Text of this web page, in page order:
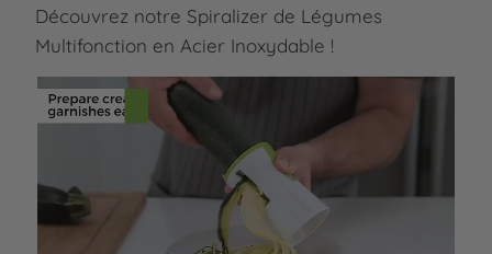
Découvrez notre Spiralizer de Légumes
Multifonction en Acier Inoxydable !